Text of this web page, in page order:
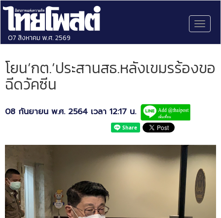
07 สิงหาคม พ.ศ. 2569
โยน’กต.’ประสานสธ.หลังเขมรร้องขอ
ฉีดวัคซีน
08 กันยายน พ.ศ. 2564 เวลา 12:17 น.